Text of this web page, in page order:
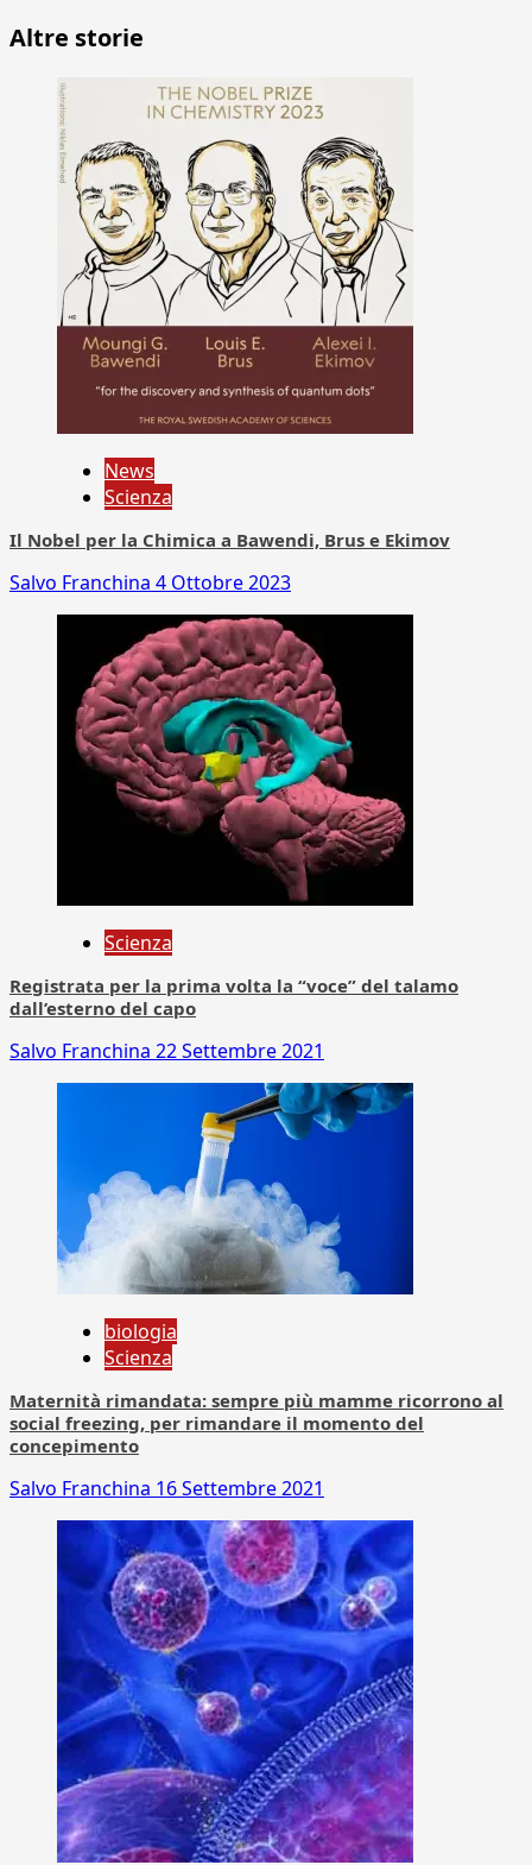
Altre storie
News
Scienza
Il Nobel per la Chimica a Bawendi, Brus e Ekimov
Salvo Franchina 4 Ottobre 2023
Scienza
Registrata per la prima volta la “voce” del talamo
dall’esterno del capo
Salvo Franchina 22 Settembre 2021
biologia
Scienza
Maternità rimandata: sempre più mamme ricorrono al
social freezing, per rimandare il momento del
concepimento
Salvo Franchina 16 Settembre 2021